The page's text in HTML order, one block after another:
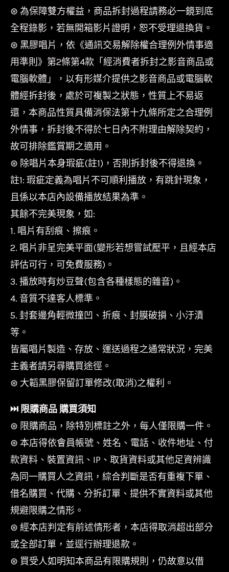
⊛ 為保障雙方權益，商品拆封過程請務必一鏡到底
全程錄影，若無開箱影片證明，恕不受理退換貨。
⊛ 黑膠唱片，依《通訊交易解除權合理例外情事適
用準則》第2條第4款「經消費者拆封之影音商品或
電腦軟體」，以有形媒介提供之影音商品或電腦軟
體經拆封後，處於可複製之狀態，性質上不易返
還，本商品性質具備消保法第十九條所定之合理例
外情事，拆封後不得於七日內不附理由解除契約，
故可排除鑑賞期之適用。
⊛ 除唱片本身瑕疵(註1)，否則拆封後不得退換。
註1: 瑕疵定義為唱片不可順利播放，有跳針現象，
且係以本店內設備播放結果為準。
其餘不完美現象，如:
1. 唱片有刮痕、擦痕。
2. 唱片非呈完美平面(變形若想嘗試壓平，且經本店
評估可行，可免費服務)。
3. 播放時有炒豆聲(包含各種樣態的雜音)。
4. 音質不達客人標準。
5. 封套邊角輕微撞凹、折痕、封膜破損、小汙漬
等。
皆屬唱片製造、存放、運送過程之通常狀況，完美
主義者請另尋購買途徑。
⊛ 大韜黑膠保留訂單修改(取消)之權利。
⏭︎ 限購商品 購買須知
⊛ 限購商品，除特別標註之外，每人僅限購一件。
⊛ 本店得依會員帳號、姓名、電話、收件地址、付
款資料、裝置資訊、IP、取貨資料或其他足資辨識
為同一購買人之資訊，綜合判斷是否有重複下單、
借名購買、代購、分拆訂單、提供不實資料或其他
規避限購之情形。
⊛ 經本店判定有前述情形者，本店得取消超出部分
或全部訂單，並逕行辦理退款。
⊛ 買受人如明知本商品有限購規則，仍故意以借